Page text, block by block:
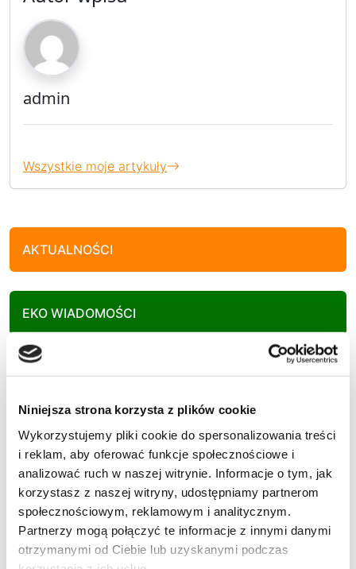
Niniejsza strona korzysta z plików cookie
Wykorzystujemy pliki cookie do spersonalizowania treści
i reklam, aby oferować funkcje społecznościowe i
analizować ruch w naszej witrynie. Informacje o tym, jak
korzystasz z naszej witryny, udostępniamy partnerom
społecznościowym, reklamowym i analitycznym.
Partnerzy mogą połączyć te informacje z innymi danymi
otrzymanymi od Ciebie lub uzyskanymi podczas
admin
Wszystkie moje artykuły
AKTUALNOŚCI
EKO WIADOMOŚCI
KULTURA
SPORT
POLECANE